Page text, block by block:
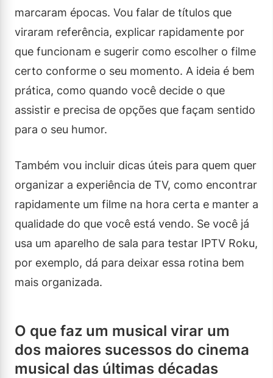
marcaram épocas. Vou falar de títulos que
viraram referência, explicar rapidamente por
que funcionam e sugerir como escolher o filme
certo conforme o seu momento. A ideia é bem
prática, como quando você decide o que
assistir e precisa de opções que façam sentido
para o seu humor.
Também vou incluir dicas úteis para quem quer
organizar a experiência de TV, como encontrar
rapidamente um filme na hora certa e manter a
qualidade do que você está vendo. Se você já
usa um aparelho de sala para testar IPTV Roku,
por exemplo, dá para deixar essa rotina bem
mais organizada.
O que faz um musical virar um
dos maiores sucessos do cinema
musical das últimas décadas